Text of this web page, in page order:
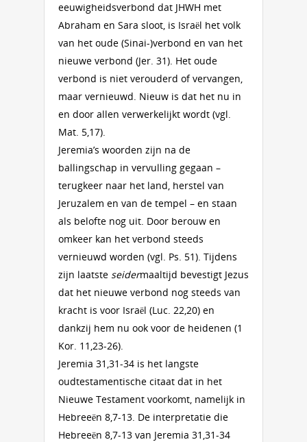
eeuwigheidsverbond dat JHWH met
Abraham en Sara sloot, is Israël het volk
van het oude (Sinai-)verbond en van het
nieuwe verbond (Jer. 31). Het oude
verbond is niet verouderd of vervangen,
maar vernieuwd. Nieuw is dat het nu in
en door allen verwerkelijkt wordt (vgl.
Mat. 5,17).
Jeremia’s woorden zijn na de
ballingschap in vervulling gegaan –
terugkeer naar het land, herstel van
Jeruzalem en van de tempel – en staan
als belofte nog uit. Door berouw en
omkeer kan het verbond steeds
vernieuwd worden (vgl. Ps. 51). Tijdens
zijn laatste seidermaaltijd bevestigt Jezus
dat het nieuwe verbond nog steeds van
kracht is voor Israël (Luc. 22,20) en
dankzij hem nu ook voor de heidenen (1
Kor. 11,23-26).
Jeremia 31,31-34 is het langste
oudtestamentische citaat dat in het
Nieuwe Testament voorkomt, namelijk in
Hebreeën 8,7-13. De interpretatie die
Hebreeën 8,7-13 van Jeremia 31,31-34